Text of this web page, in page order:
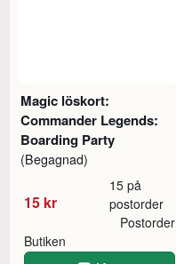
Magic löskort:
Commander Legends:
Boarding Party
(Begagnad)
15 kr
15 på
postorder
Butiken
Postorder